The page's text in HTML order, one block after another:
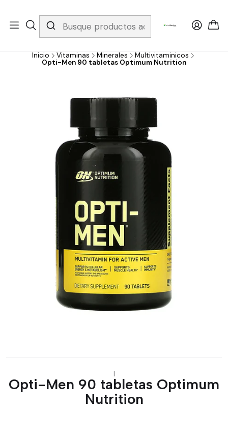
Whatsapp 3229079958/ Fijo 6019251796 / Envios a todo el país y
gratis apartir de 199.000!
Inicio Vitaminas Minerales
Multivitaminicos
Opti-Men 90 tabletas Optimum Nutrition
|
Opti-Men 90 tabletas Optimum
Nutrition